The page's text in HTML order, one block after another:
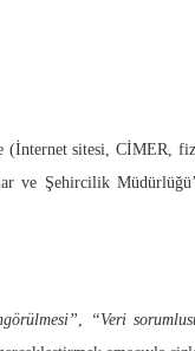
sitesi, CİMER,
Şehircilik
, “Veri